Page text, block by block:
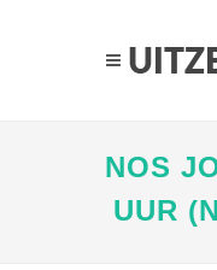
NOS
UUR